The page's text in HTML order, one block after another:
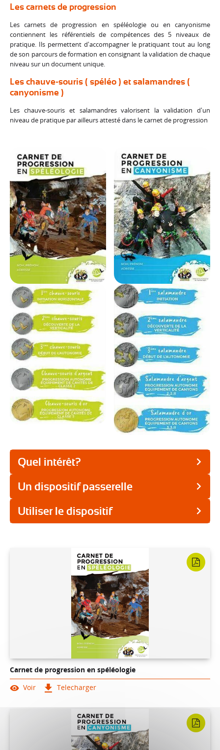
Les carnets de progression
Les carnets de progression en spéléologie ou en canyonisme
contiennent les référentiels de compétences des 5 niveaux de
pratique. Ils permettent d'accompagner le pratiquant tout au long
de son parcours de formation en consignant la validation de chaque
niveau sur un document unique.
Les chauve-souris ( spéléo ) et salamandres (
canyonisme )
Les chauve-souris et salamandres valorisent la validation d'un
niveau de pratique par ailleurs attesté dans le carnet de progression
Quel intérêt?
Un dispositif passerelle
Utiliser le dispositif
Carnet de progression en spéléologie
Voir
Telecharger